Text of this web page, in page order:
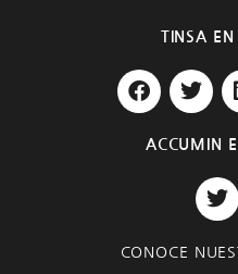
TINSA
F
a
e
T
w
t
e
r
ACCUMIN
T
w
t
CONOCE